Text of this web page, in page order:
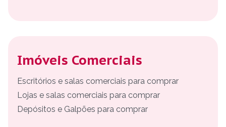
Imóveis Comerciais
Escritórios e salas comerciais para comprar
Lojas e salas comerciais para comprar
Depósitos e Galpões para comprar